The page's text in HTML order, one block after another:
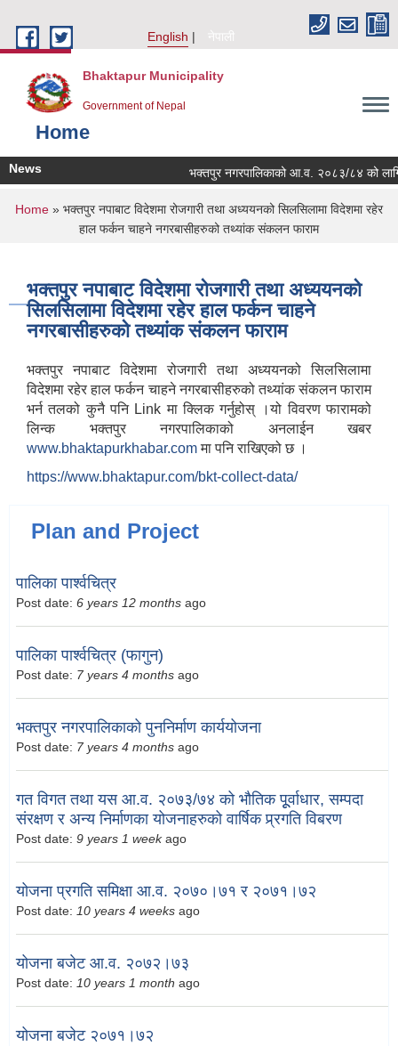
English
नेपाली
Bhaktapur Municipality
Government of Nepal
Home
News भक्तपुर नगरपालिकाको आ.व. २०८३/८४ को लागि
You are here
Home » भक्तपुर नपाबाट विदेशमा रोजगारी तथा अध्ययनको सिलसिलामा विदेशमा रहेर
हाल फर्कन चाहने नगरबासीहरुको तथ्यांक संकलन फाराम
भक्तपुर नपाबाट विदेशमा रोजगारी तथा अध्ययनको
सिलसिलामा विदेशमा रहेर हाल फर्कन चाहने
नगरबासीहरुको तथ्यांक संकलन फाराम
भक्तपुर नपाबाट विदेशमा रोजगारी तथा अध्ययनको सिलसिलामा
विदेशमा रहेर हाल फर्कन चाहने नगरबासीहरुको तथ्यांक संकलन फाराम
भर्न तलको कुनै पनि Link मा क्लिक गर्नुहोस् ।यो विवरण फारामको
लिन्क भक्तपुर नगरपालिकाको अनलाईन खबर
www.bhaktapurkhabar.comमा पनि राखिएको छ ।
https://www.bhaktapur.com/bkt-collect-data/
Plan and Project
पालिका पार्श्वचित्र
Post date: 6 years 12 months ago
पालिका पार्श्वचित्र (फागुन)
Post date: 7 years 4 months ago
भक्तपुर नगरपालिकाको पुननिर्माण कार्ययोजना
Post date: 7 years 4 months ago
गत विगत तथा यस आ.व. २०७३/७४ को भौतिक पूूर्वाधार, सम्पदा
संरक्षण र अन्य निर्माणका योजनाहरुको वार्षिक प्र्रगति विबरण
Post date: 9 years 1 weekago
योजना प्रगति समिक्षा आ.व. २०७०।७१ र २०७१।७२
Post date: 10 years 4 weeks ago
योजना बजेट आ.व. २०७२।७३
Post date: 10 years 1 month ago
योजना बजेट २०७१।७२